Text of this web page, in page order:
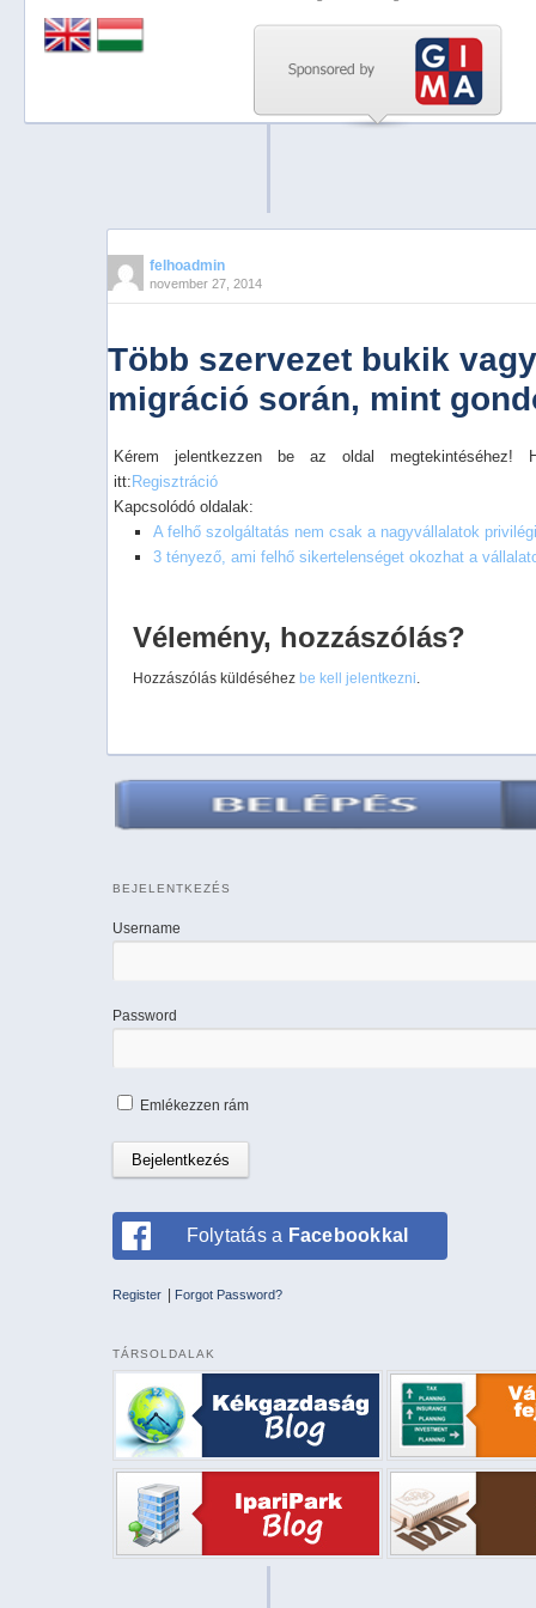
felhoadmin
november 27, 2014
Több szervezet bukik
migráció során, mint
Kérem jelentkezzen be az oldal megtekintéséhez!
itt: Regisztráció
Kapcsolódó oldalak:
A felhő szolgáltatás nem csak a nagyvállalatok
3 tényező, ami felhő sikertelenséget okozhat a
Vélemény, hozzászólás?
Hozzászólás küldéséhez be kell jelentkezni.
BEJELENTKEZÉS
Username
Password
Emlékezzen rám
Folytatás a Facebookkal
Register Forgot Password?
TÁRSOLDALAK